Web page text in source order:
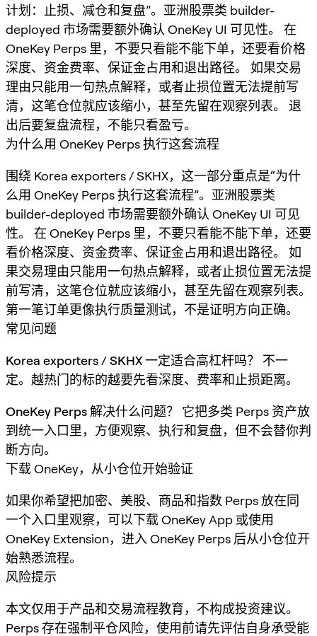
计划：止损、减仓和复盘”。亚洲股票类 builder-
deployed 市场需要额外确认 OneKey UI 可见性。 在
OneKey Perps 里，不要只看能不能下单，还要看价格
深度、资金费率、保证金占用和退出路径。 如果交易
理由只能用一句热点解释，或者止损位置无法提前写
清，这笔仓位就应该缩小，甚至先留在观察列表。 退
出后要复盘流程，不能只看盈亏。
为什么用 OneKey Perps 执行这套流程
围绕 Korea exporters / SKHX，这一部分重点是“为什
么用 OneKey Perps 执行这套流程”。亚洲股票类
builder-deployed 市场需要额外确认 OneKey UI 可见
性。 在 OneKey Perps 里，不要只看能不能下单，还要
看价格深度、资金费率、保证金占用和退出路径。 如
果交易理由只能用一句热点解释，或者止损位置无法提
前写清，这笔仓位就应该缩小，甚至先留在观察列表。
第一笔订单更像执行质量测试，不是证明方向正确。
常见问题
Korea exporters / SKHX 一定适合高杠杆吗？
不一
定。越热门的标的越要先看深度、费率和止损距离。
OneKey Perps 解决什么问题？
它把多类 Perps 资产放
到统一入口里，方便观察、执行和复盘，但不会替你判
断方向。
下载 OneKey，从小仓位开始验证
如果你希望把加密、美股、商品和指数 Perps 放在同
一个入口里观察，可以下载 OneKey App 或使用
OneKey Extension，进入 OneKey Perps 后从小仓位开
始熟悉流程。
风险提示
本文仅用于产品和交易流程教育，不构成投资建议。
Perps 存在强制平仓风险，使用前请先评估自身承受能